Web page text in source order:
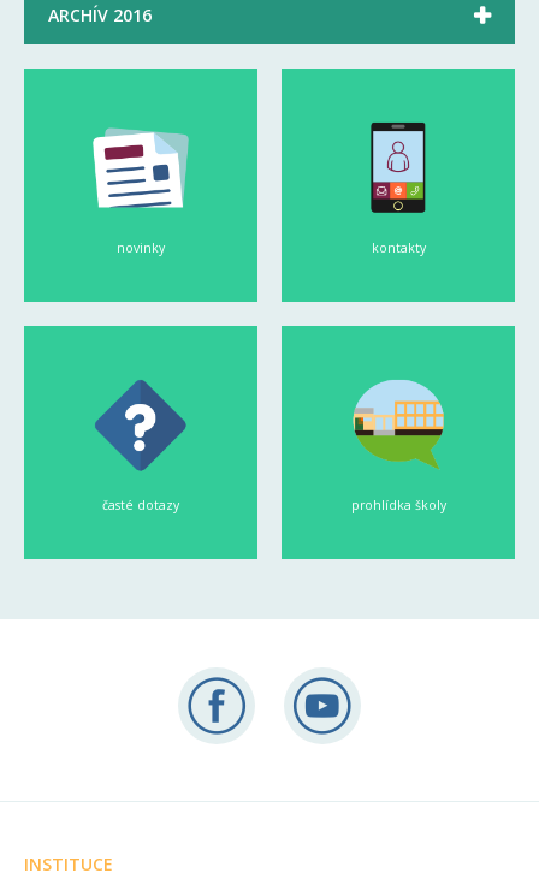
ARCHÍV 2016 
novinky kontakty
časté dotazy prohlídka školy
INSTITUCE